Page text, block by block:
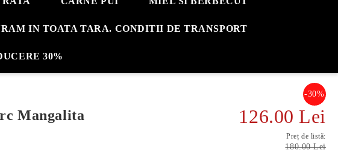
IN TOATA TARA. CONDITII DE TRANSPORT
30%
Mangalita
-30%
126.00 Lei
Preț de listă:
180.00 Lei